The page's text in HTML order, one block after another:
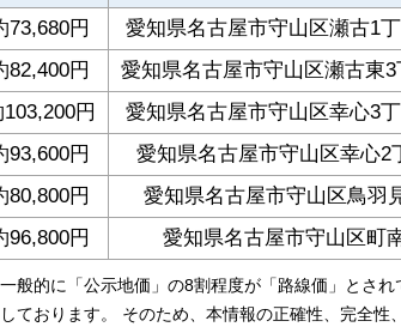
73,680円
愛知県名古屋市守山区瀬古1
82,400円
愛知県名古屋市守山区瀬古東3
円
愛知県名古屋市守山区幸心3
93,600円
愛知県名古屋市守山区幸心2
80,800円
愛知県名古屋市守山区鳥羽
96,800円 愛知県名古屋市守山区町
般的に「公示地価」の8割程度が「路線価」とされ
ております。 そのため、本情報の正確性、完全性